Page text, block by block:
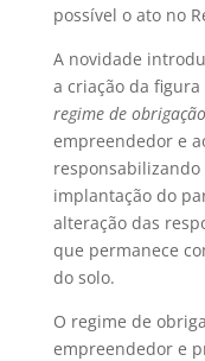
possível o ato no
A novidade
a criação da
regime de
empreendedor e
implantação do
alteração das
que permanece
do solo.
O regime de
empreendedor e